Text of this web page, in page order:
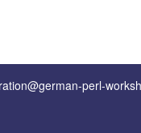
perl-